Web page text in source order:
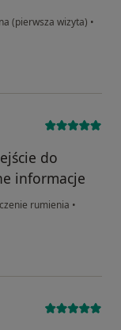
(pierwsza wizyta) •
do
informacje
rumienia •